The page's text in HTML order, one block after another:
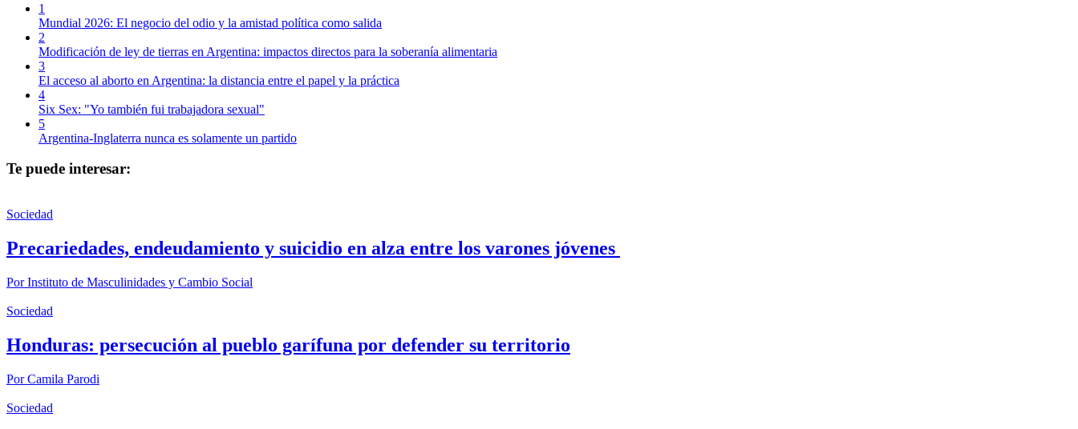
1
Mundial 2026: El negocio del odio y la amistad política como salida
2
Modificación de ley de tierras en Argentina: impactos directos para la soberanía alimentaria
3
El acceso al aborto en Argentina: la distancia entre el papel y la práctica
4
Six Sex: "Yo también fui trabajadora sexual"
5
Argentina-Inglaterra nunca es solamente un partido
Te puede interesar:
Sociedad
Precariedades, endeudamiento y suicidio en alza entre los varones jóvenes
PorInstituto de Masculinidades y Cambio Social
Sociedad
Honduras: persecución al pueblo garífuna por defender su territorio
PorCamila Parodi
Sociedad